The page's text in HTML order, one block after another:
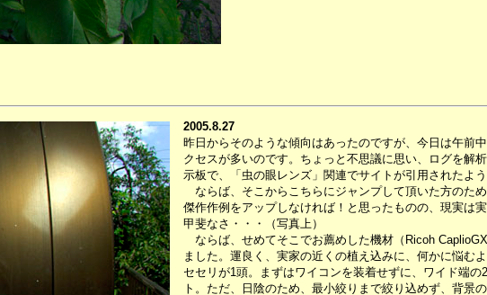
2005.8.27
昨日からそのような傾向はあったのですが、今日は午前
クセスが多いのです。ちょっと不思議に思い、ログを解
示板で、「虫の眼レンズ」関連でサイトが引用されたよう
ならば、そこからこちらにジャンプして頂いた方のた
傑作作例をアップしなければ！と思ったものの、現実は
甲斐なさ・・・（写真上）
ならば、せめてそこでお薦めした機材（Ricoh
ました。運良く、実家の近くの植え込みに、何かに悩む
セセリが1頭。まずはワイコンを装着せずに、ワイド端の
ト。ただ、日陰のため、最小絞りまで絞り込めず、背景